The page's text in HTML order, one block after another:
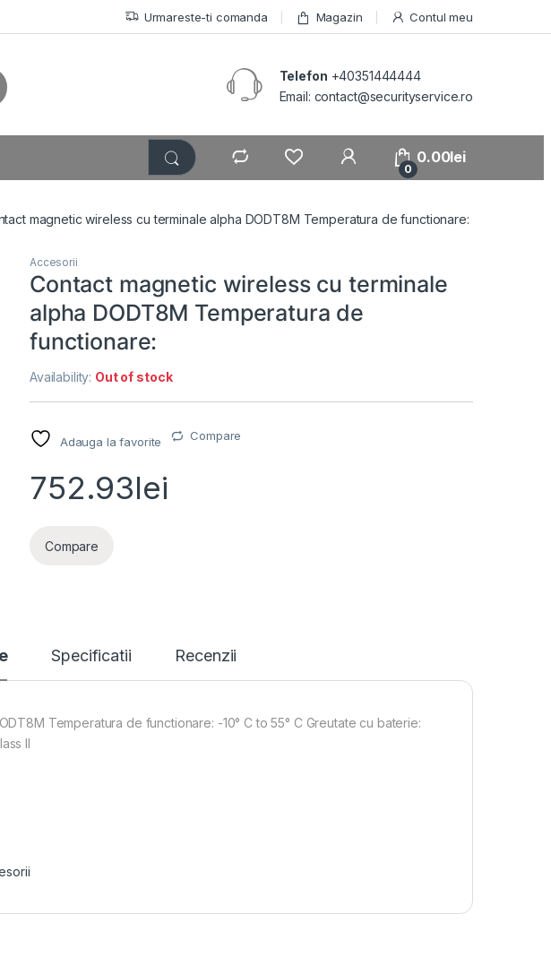
Urmareste-ti comanda Magazin Contul meu
Telefon +40351444444
Email: contact@securityservice.ro
0
0.00lei
magnetic wireless cu terminale alpha DODT8M Temperatura de functionare:
Accesorii
Contact magnetic wireless cu terminale
alpha DODT8M Temperatura de
functionare:
Availability: Out of stock
Adauga la favorite Compare
752.93lei
Compare
Specificatii Recenzii
Temperatura de functionare: -10° C to 55° C Greutate cu baterie:
II